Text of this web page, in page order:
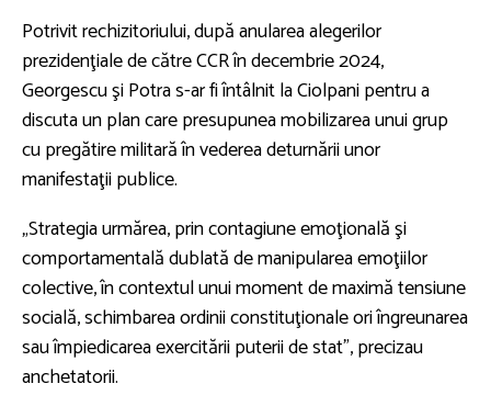
Potrivit rechizitoriului, după anularea alegerilor
prezidenţiale de către CCR în decembrie 2024,
Georgescu şi Potra s-ar fi întâlnit la Ciolpani pentru a
discuta un plan care presupunea mobilizarea unui grup
cu pregătire militară în vederea deturnării unor
manifestaţii publice.
„Strategia urmărea, prin contagiune emoţională şi
comportamentală dublată de manipularea emoţiilor
colective, în contextul unui moment de maximă tensiune
socială, schimbarea ordinii constituţionale ori îngreunarea
sau împiedicarea exercitării puterii de stat”, precizau
anchetatorii.